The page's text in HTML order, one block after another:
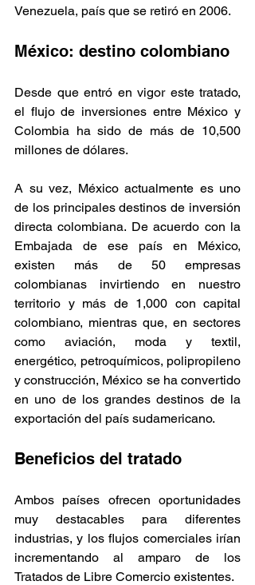
Venezuela, país que se retiró en 2006.
México: destino colombiano
Desde que entró en vigor este tratado,
el flujo de inversiones entre México y
Colombia ha sido de más de 10,500
millones de dólares.
A su vez, México actualmente es uno
de los principales destinos de inversión
directa colombiana. De acuerdo con la
Embajada de ese país en México,
existen más de 50 empresas
colombianas invirtiendo en nuestro
territorio y más de 1,000 con capital
colombiano, mientras que, en sectores
como aviación, moda y textil,
energético, petroquímicos, polipropileno
y construcción, México se ha convertido
en uno de los grandes destinos de la
exportación del país sudamericano.
Beneficios del tratado
Ambos países ofrecen oportunidades
muy destacables para diferentes
industrias, y los flujos comerciales irían
incrementando al amparo de los
Tratados de Libre Comercio existentes.